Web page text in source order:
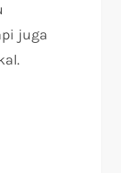
juga